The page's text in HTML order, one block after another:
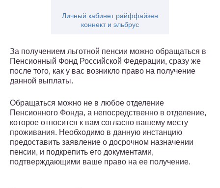
Личный кабинет райффайзен
коннект и эльбрус
За получением льготной пенсии можно обращаться в
Пенсионный Фонд Российской Федерации, сразу же
после того, как у вас возникло право на получение
данной выплаты.
Обращаться можно не в любое отделение
Пенсионного Фонда, а непосредственно в отделение,
которое относится к вам согласно вашему месту
проживания. Необходимо в данную инстанцию
предоставить заявление о досрочном назначении
пенсии, и подкрепить его документами,
подтверждающими ваше право на ее получение.